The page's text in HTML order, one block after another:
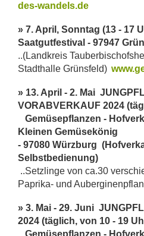
des-wandels.de
» 7. April, Sonntag (13 - 17
Saatgutfestival - 97947
..(Landkreis
Stadthalle Grünsfeld)
» 13. April - 2. Mai
VORABVERKAUF 2024
Gemüsepflanzen -
Kleinen Gemüsekönig
- 97080 Würzburg
Selbstbedienung)
..Setzlinge von ca.30
Paprika- und
» 3. Mai - 29. Juni
2024 (täglich, von 10 - 19
Gemüsepflanzen -